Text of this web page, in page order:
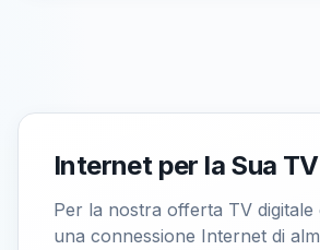
Internet per la Sua TV
Per la nostra offerta TV digitale
una connessione Internet di